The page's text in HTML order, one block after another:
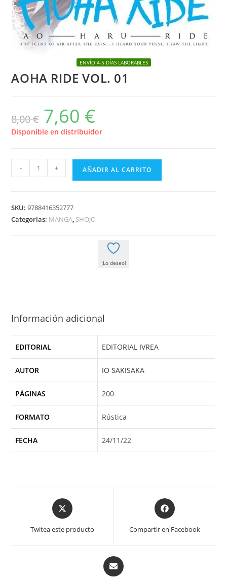
ENVÍO 4-5 DÍAS LABORABLES
AOHA RIDE VOL. 01
8,00€
El
precio
original
era:
7,60 €
es:
Disponible en distribuidor
RIDE
cantidad
- + AÑADIR AL CARRITO
SKU:9788416352777
Categorías: MANGA, SHOJO
¡Lo deseo!
Información adicional
EDITORIAL EDITORIAL IVREA
AUTOR IO SAKISAKA
PÁGINAS 200
FORMATO Rústica
FECHA 24/11/22
Opens
in
new
Twitea este producto
Opens
in
a
new
Compartir en Facebook
Opens
in